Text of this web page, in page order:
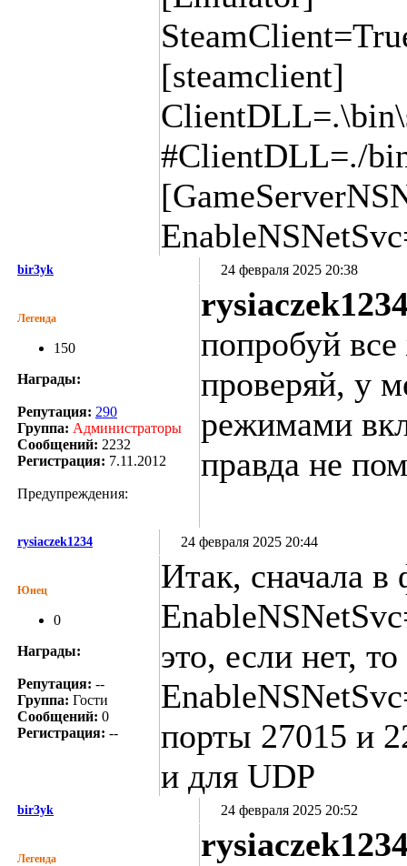
[steamclient]
#ClientDLL=./
bir3yk 24 февраля 2025 20:38
Легенда
150
Награды:
Репутация: 290
Группа: Администраторы
Сообщений: 2232
Регистрация: 7.11.2012
Предупреждения:
попробуй
проверяй, у
режимами
правда не
rysiaczek1234 24 февраля 2025 20:44
Юнец
0
Награды:
Репутация: --
Группа: Гости
Сообщений: 0
Регистрация: --
Итак, сначала
это, если нет,
порты 27015 и
и для UDP
bir3yk 24 февраля 2025 20:52
Легенда